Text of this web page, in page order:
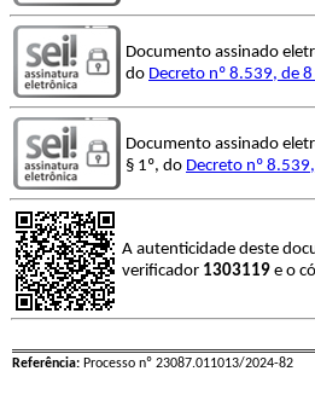
Documento assinado
do Decreto nº 8.539, de
Documento assinado
§ 1º, do Decreto nº
A autenticidade deste
verificador 1303119 e o
Referência: Processo nº 23087.011013/2024-82